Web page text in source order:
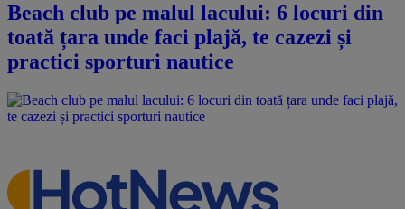
Beach club pe malul lacului: 6 locuri din
toată țara unde faci plajă, te cazezi și
practici sporturi nautice